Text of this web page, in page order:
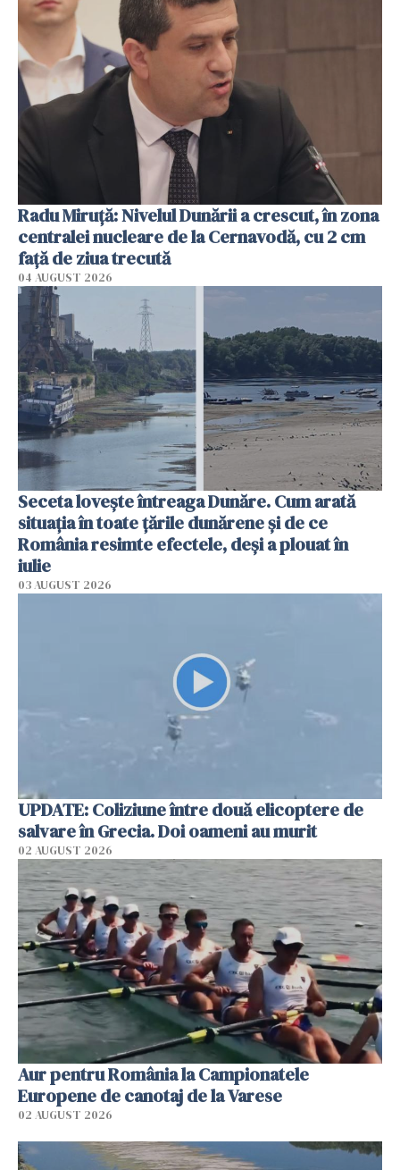
Radu Miruţă: Nivelul Dunării a crescut, în zona
centralei nucleare de la Cernavodă, cu 2 cm
faţă de ziua trecută
04 AUGUST 2026
Seceta lovește întreaga Dunăre. Cum arată
situația în toate țările dunărene și de ce
România resimte efectele, deși a plouat în
iulie
03 AUGUST 2026
UPDATE: Coliziune între două elicoptere de
salvare în Grecia. Doi oameni au murit
02 AUGUST 2026
Aur pentru România la Campionatele
Europene de canotaj de la Varese
02 AUGUST 2026